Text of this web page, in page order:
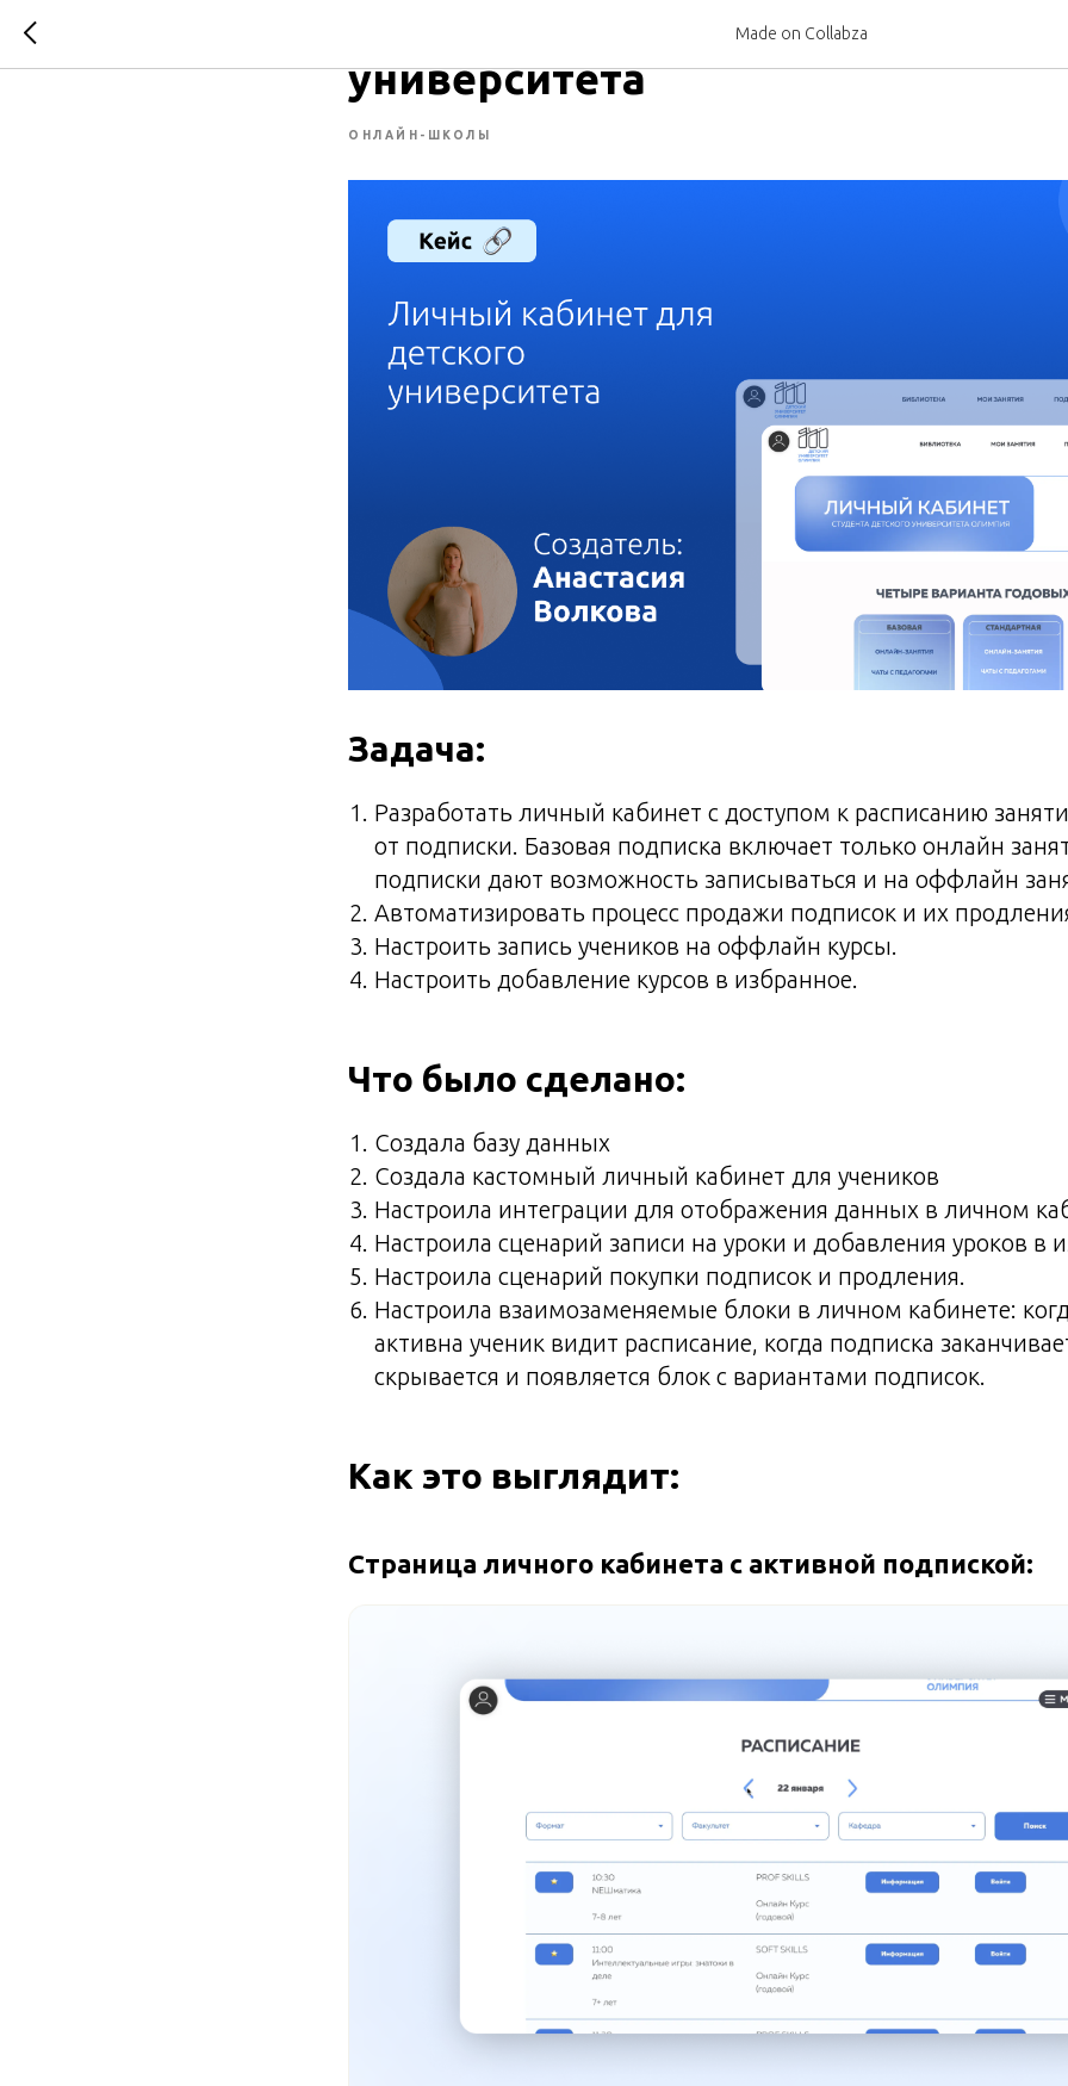
Made on Collabza
Личный кабинет для детского
университета
ОНЛАЙН-ШКОЛЫ
Задача:
Разработать личный кабинет с доступом к расписанию
от подписки. Базовая подписка включает только онлайн
подписки дают возможность записываться и на оффлайн
Автоматизировать процесс продажи подписок и их
Настроить запись учеников на оффлайн курсы.
Настроить добавление курсов в избранное.
Что было сделано:
Создала базу данных
Создала кастомный личный кабинет для учеников
Настроила интеграции для отображения данных в личном
Настроила сценарий записи на уроки и добавления уроков в
Настроила сценарий покупки подписок и продления.
Настроила взаимозаменяемые блоки в личном кабинете:
активна ученик видит расписание, когда подписка
скрывается и появляется блок с вариантами подписок.
Как это выглядит:
Страница личного кабинета с активной подпиской: